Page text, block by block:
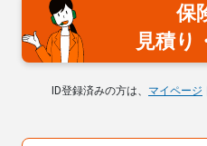
保
見積り
ID登録済みの方は、 マイページ